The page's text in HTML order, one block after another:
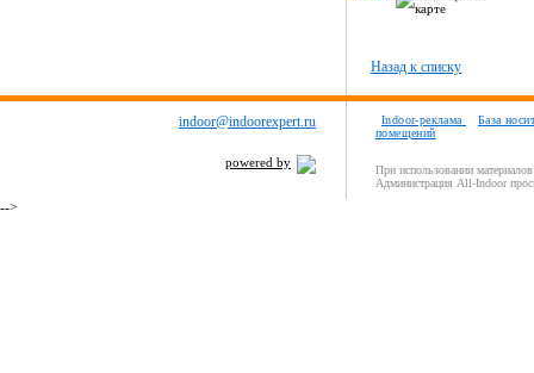
Назад к списку
indoor@indoorexpert.ru
powered by
Indoor-реклама
База
помещений
При использовании
Администрация All-Indoor
-->